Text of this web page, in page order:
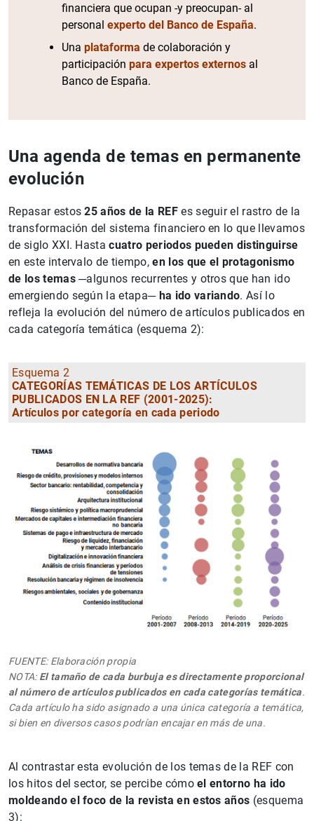
financiera que ocupan -y preocupan- al
personal experto del Banco de España.
Una plataforma de colaboración y
participación para expertos externosal
Banco de España.
Una agenda de temas en permanente
evolución
Repasar estos25 años de la REFes seguir el rastro de la
transformación del sistema financiero en lo que llevamos
de siglo XXI. Hastacuatro periodos pueden distinguirse
en este intervalo de tiempo,en los que el protagonismo
de los temas─algunos recurrentes y otros que han ido
emergiendo según la etapa─ ha ido variando. Así lo
refleja la evolución del número de artículos publicados en
cada categoría temática (esquema 2):
Esquema 2
CATEGORÍAS TEMÁTICAS DE LOS ARTÍCULOS
PUBLICADOS EN LA REF (2001-2025):
Artículos por categoría en cada periodo
FUENTE: Elaboración propia
NOTA: El tamaño de cada burbuja es directamente proporcional
al número de artículos publicados en cada categorías temática.
Cada artículo ha sido asignado a una única categoría a temática,
si bien en diversos casos podrían encajar en más de una.
Al contrastar esta evolución de los temas de la REF con
los hitos del sector, se percibe cómoel entorno ha ido
moldeando el foco de la revista en estos años (esquema
3):